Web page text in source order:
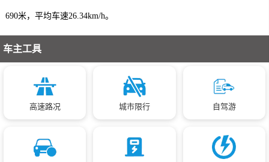
690米，平均车速26.34km/h。
车主工具
高速路况 城市限行 自驾游